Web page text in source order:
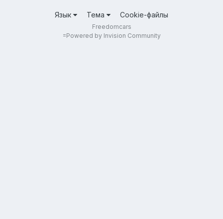
Язык Тема Cookie-файлы
Freedomcars
=Powered by Invision Community